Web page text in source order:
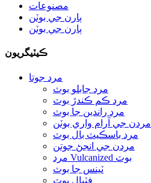
مصنوعات
ٻارن جي بوٽن
ٻارن جي بوٽن
ڪيٽيگريون
مرد جوتا
مرد جابلو بوٽ
مرد ڪم ڪندڙ بوٽ
مرد راندين جا بوٽ
مردن جي آرام واري بوٽن
مرد باسڪيٽ بال بوٽ
مردن جي انجڻ جوتن
مرد Vulcanized بوٽ
ٽينس جا بوٽ
فٽبال بوٽ